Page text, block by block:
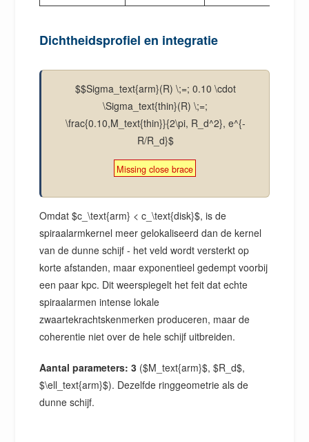
Dichtheidsprofiel en integratie
$$Sigma_text{arm}(R) \;=; 0.10 \cdot
\Sigma_text{thin}(R) \;=;
\frac{0.10,M_text{thin}}{2\pi, R_d^2}, e^{-
R/R_d}$
Missing close brace
Omdat $c_\text{arm} < c_\text{disk}$, is de
spiraalarmkernel meer gelokaliseerd dan de kernel
van de dunne schijf - het veld wordt versterkt op
korte afstanden, maar exponentieel gedempt voorbij
een paar kpc. Dit weerspiegelt het feit dat echte
spiraalarmen intense lokale
zwaartekrachtskenmerken produceren, maar de
coherentie niet over de hele schijf uitbreiden.
Aantal parameters: 3 ($M_text{arm}$, $R_d$,
$\ell_text{arm}$). Dezelfde ringgeometrie als de
dunne schijf.